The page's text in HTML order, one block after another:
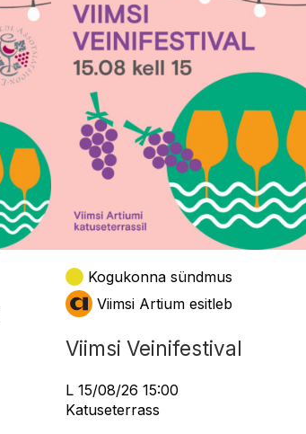
Kogukonna sündmus
Viimsi Artium esitleb
Viimsi Veinifestival
L 15/08/26 15:00
Katuseterrass